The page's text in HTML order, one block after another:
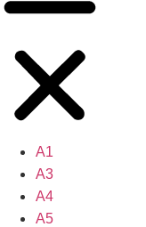
A1
A3
A4
A5